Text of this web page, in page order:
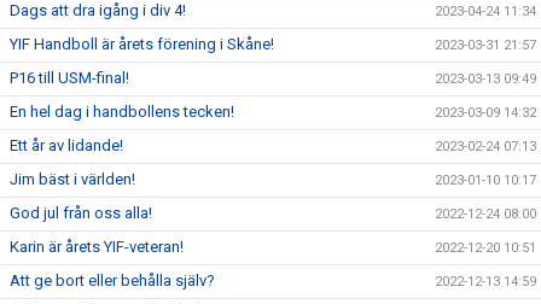
Dags att dra igång i div 4! 2023-04-24 11:34
YIF Handboll är årets förening i Skåne! 2023-03-31 21:57
P16 till USM-final! 2023-03-13 09:49
En hel dag i handbollens tecken! 2023-03-09 14:32
Ett år av lidande! 2023-02-24 07:13
Jim bäst i världen! 2023-01-10 10:17
God jul från oss alla! 2022-12-24 08:00
Karin är årets YIF-veteran! 2022-12-20 10:51
Att ge bort eller behålla själv? 2022-12-13 14:59